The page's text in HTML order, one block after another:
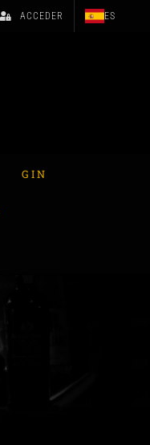
ACCEDER ES
GIN